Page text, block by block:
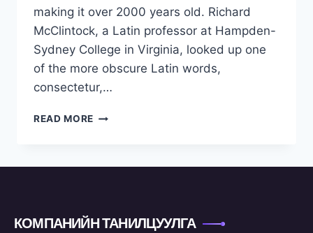
making it over 2000 years old. Richard
McClintock, a Latin professor at Hampden-
Sydney College in Virginia, looked up one
of the more obscure Latin words,
consectetur,…
READ MORE
КОМПАНИЙН ТАНИЛЦУУЛГА